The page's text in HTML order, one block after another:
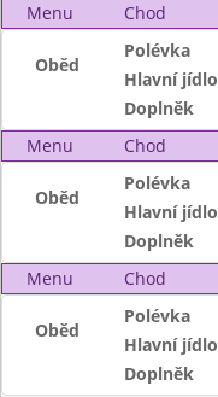
Menu
Chod
Oběd
Polévka
Hlavní jídlo
Doplněk
Menu
Chod
Oběd
Polévka
Hlavní jídlo
Doplněk
Menu
Chod
Oběd
Polévka
Hlavní jídlo
Doplněk